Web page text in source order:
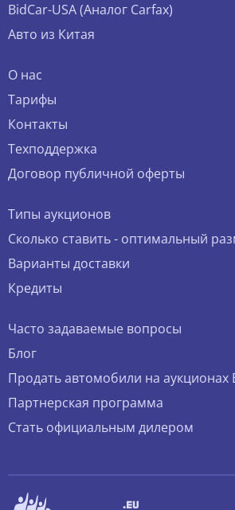
BidCar-USA (Аналог Carfax)
Авто из Китая
О нас
Тарифы
Контакты
Техподдержка
Договор публичной оферты
Типы аукционов
Сколько ставить - оптимальный
Варианты доставки
Кредиты
Часто задаваемые вопросы
Блог
Продать автомобили на аукционах
Партнерская программа
Стать официальным дилером